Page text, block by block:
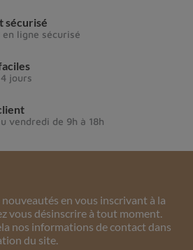
sécurisé
ligne sécurisé
jours
vendredi de 9h à 18h
en vous inscrivant à la
vous désinscrire à tout moment.
nos informations de contact dans
du site.